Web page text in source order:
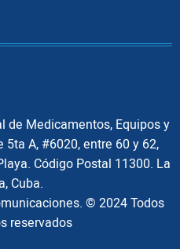
de Medicamentos, Equipos y
A, #6020, entre 60 y 62,
Código Postal 11300. La
Cuba.
© 2024 Todos
reservados